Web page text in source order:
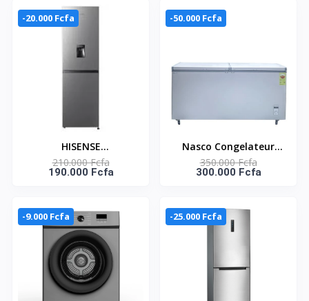
-20.000 Fcfa
HISENSE
RÉFRIGÉRATEUR
COMBINÉ 262 LITRES –
210.000 Fcfa
190.000 Fcfa
-50.000 Fcfa
Nasco Congelateur
Horizontal - NAS-
800FL-DD-DS - Dark
Paniers - 525Lt Net -
220-240V
350.000 Fcfa
300.000 Fcfa
-9.000 Fcfa -25.000 Fcfa